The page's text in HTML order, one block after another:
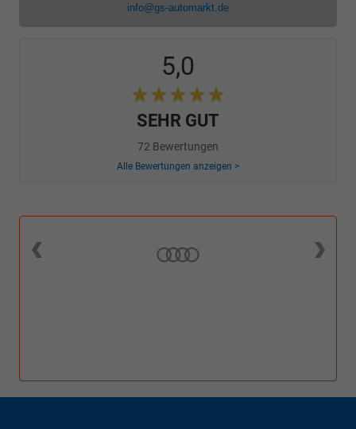
info@gs-automarkt.de
5,0
SEHR GUT
72 Bewertungen
Alle Bewertungen anzeigen >